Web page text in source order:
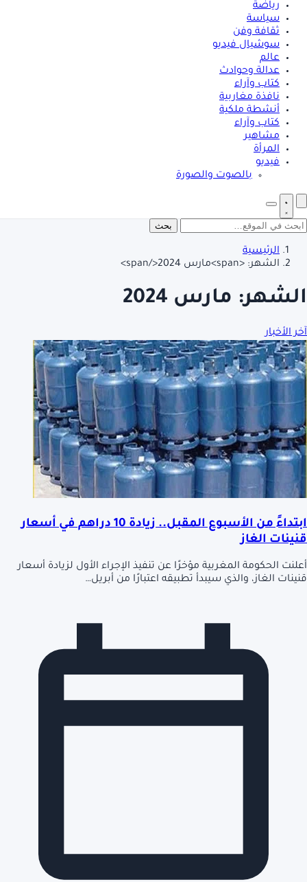
رياضة
سياسة
ثقافة وفن
سوشيال فيديو
عالم
عدالة وحوادث
كتاب وآراء
نافذة مغاربية
أنشطة ملكية
كتاب وآراء
مشاهير
المرأة
فيديو
بالصوت والصورة
بحث
الرئيسية
الشهر: <span>مارس 2024</span>
الشهر: مارس 2024
آخر الأخبار
ابتداءً من الأسبوع المقبل.. زيادة 10 دراهم في أسعار
قنينات الغاز
أعلنت الحكومة المغربية مؤخرًا عن تنفيذ الإجراء الأول لزيادة أسعار
قنينات الغاز، والذي سيبدأ تطبيقه اعتبارًا من أبريل…